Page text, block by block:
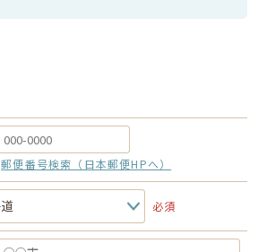
郵便番号検索（日本郵便HPへ）
必須